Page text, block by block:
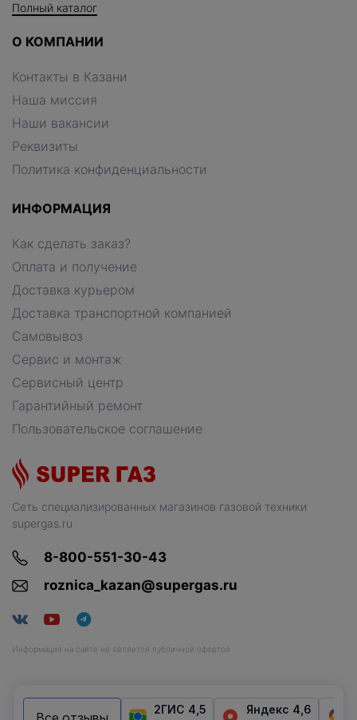
Сеть специализированных магазинов газовой техники
supergas.ru
8-800-551-30-43
roznica_kazan@supergas.ru
Информация на сайте не является публичной офертой
Полный каталог
О КОМПАНИИ
Контакты в Казани
Наша миссия
Наши вакансии
Реквизиты
Политика конфиденциальности
ИНФОРМАЦИЯ
Как сделать заказ?
Оплата и получение
Доставка курьером
Доставка транспортной компанией
Самовывоз
Сервис и монтаж
Сервисный центр
Гарантийный ремонт
Пользовательское соглашение